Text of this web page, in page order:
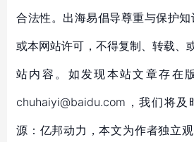
合法性。出海易倡导尊重与保护
或本网站许可，不得复制、转载、
站内容。如发现本站文章存在
chuhaiyi@baidu.com，我们将
源：亿邦动力，本文为作者独立